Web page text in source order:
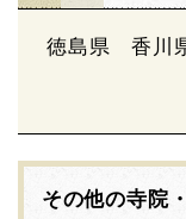
徳島県 香川
その他の寺院